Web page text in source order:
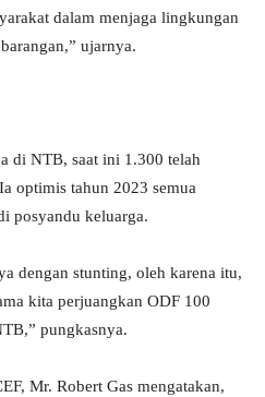
dalam menjaga lingkungan
ujarnya.
di NTB, saat ini 1.300 telah
optimis tahun 2023 semua
posyandu keluarga.
dengan stunting, oleh karena itu,
kita perjuangkan ODF 100
pungkasnya.
Mr. Robert Gas mengatakan,